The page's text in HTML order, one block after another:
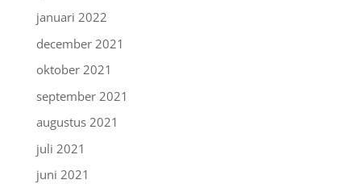
januari 2022
december 2021
oktober 2021
september 2021
augustus 2021
juli 2021
juni 2021